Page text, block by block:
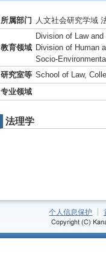
所属部门 人文社会研究学域
教育领域
Division of Law
Division of Human
Socio-
研究室等 School of Law,
专业领域
法理学
个人信息保护